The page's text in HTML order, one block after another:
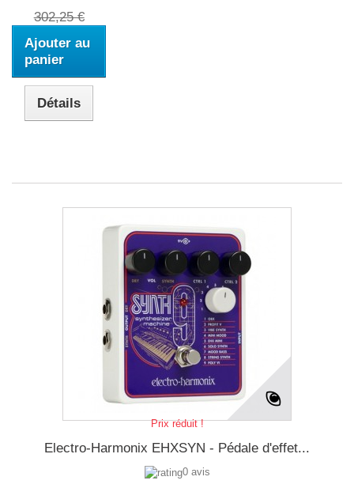
302,25 €
Ajouter au
panier
Détails
Prix réduit !
Electro-Harmonix EHXSYN - Pédale d'effet...
0 avis